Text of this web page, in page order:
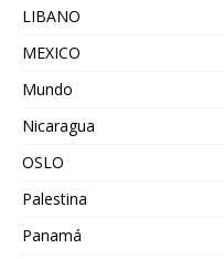
LIBANO
MEXICO
Mundo
Nicaragua
OSLO
Palestina
Panamá